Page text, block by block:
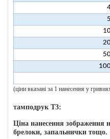
(ціни вказані за 1 нанесення у
тамподрук T3:
Ціна нанесення зображення
брелоки, запальнички тощо.